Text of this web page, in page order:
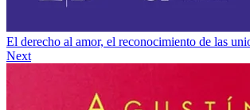
El derecho al amor, el reconocimiento de las
Next